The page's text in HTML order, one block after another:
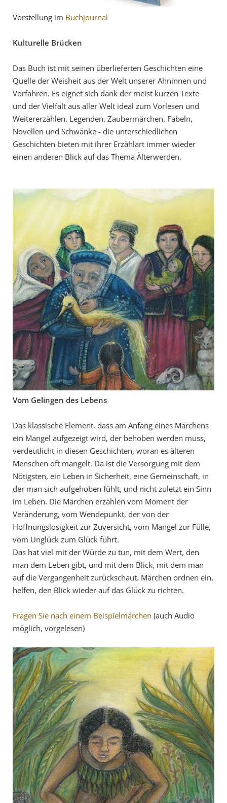
Vorstellung im Buchjournal
Kulturelle Brücken
Das Buch ist mit seinen überlieferten Geschichten eine
Quelle der Weisheit aus der Welt unserer Ahninnen und
Vorfahren. Es eignet sich dank der meist kurzen Texte
und der Vielfalt aus aller Welt ideal zum Vorlesen und
Weitererzählen. Legenden, Zaubermärchen, Fabeln,
Novellen und Schwänke - die unterschiedlichen
Geschichten bieten mit ihrer Erzählart immer wieder
einen anderen Blick auf das Thema Älterwerden.
Vom Gelingen des Lebens
Das klassische Element, dass am Anfang eines Märchens
ein Mangel aufgezeigt wird, der behoben werden muss,
verdeutlicht in diesen Geschichten, woran es älteren
Menschen oft mangelt. Da ist die Versorgung mit dem
Nötigsten, ein Leben in Sicherheit, eine Gemeinschaft, in
der man sich aufgehoben fühlt, und nicht zuletzt ein Sinn
im Leben. Die Märchen erzählen vom Moment der
Veränderung, vom Wendepunkt, der von der
Hoffnungslosigkeit zur Zuversicht, vom Mangel zur Fülle,
vom Unglück zum Glück führt.
Das hat viel mit der Würde zu tun, mit dem Wert, den
man dem Leben gibt, und mit dem Blick, mit dem man
auf die Vergangenheit zurückschaut. Märchen ordnen ein,
helfen, den Blick wieder auf das Glück zu richten.
Fragen Sie nach einem Beispielmärchen (auch Audio
möglich, vorgelesen)